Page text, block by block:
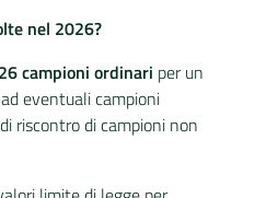
nel 2026?
campioni ordinari per un
eventuali campioni
riscontro di campioni non